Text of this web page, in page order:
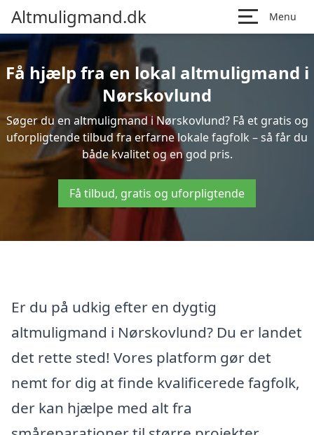
Altmuligmand.dk Menu
Få hjælp fra en lokal altmuligmand i
Nørskovlund
Søger du en altmuligmand i Nørskovlund? Få et gratis og
uforpligtende tilbud fra erfarne lokale fagfolk – så får du
både kvalitet og en god pris.
Få tilbud, gratis og uforpligtende
Er du på udkig efter en dygtig
altmuligmand i Nørskovlund? Du er landet
det rette sted! Vores platform gør det
nemt for dig at finde kvalificerede fagfolk,
der kan hjælpe med alt fra